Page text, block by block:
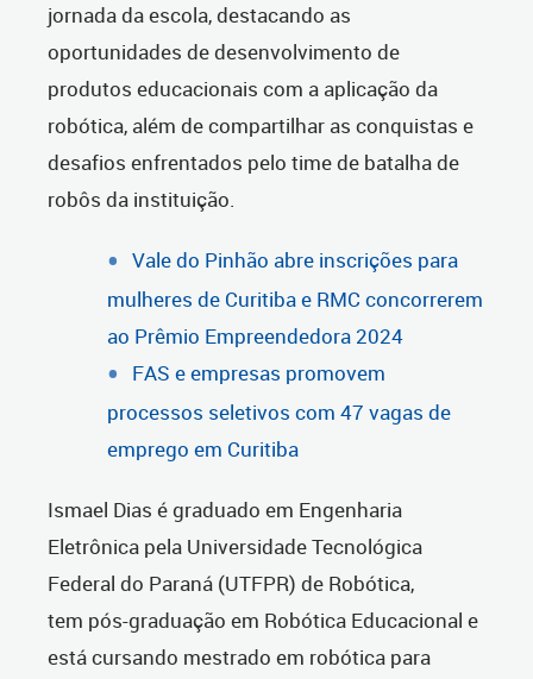
jornada da escola, destacando as
oportunidades de desenvolvimento de
produtos educacionais com a aplicação da
robótica, além de compartilhar as conquistas e
desafios enfrentados pelo time de batalha de
robôs da instituição.
Vale do Pinhão abre inscrições para
mulheres de Curitiba e RMC concorrerem
ao Prêmio Empreendedora 2024
FAS e empresas promovem
processos seletivos com 47 vagas de
emprego em Curitiba
Ismael Dias é graduado em Engenharia
Eletrônica pela Universidade Tecnológica
Federal do Paraná (UTFPR) de Robótica,
tem pós-graduação em Robótica Educacional e
está cursando mestrado em robótica para